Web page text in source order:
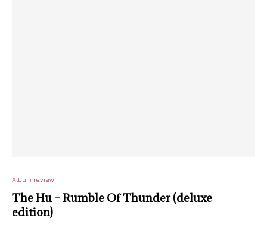
Album review
The Hu – Rumble Of Thunder (deluxe
edition)